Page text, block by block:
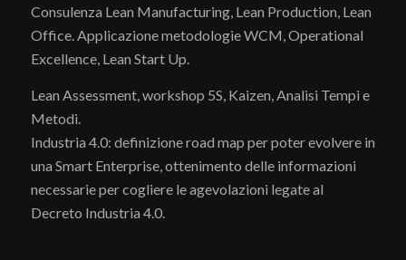
Consulenza Lean Manufacturing, Lean Production, Lean
Office. Applicazione metodologie WCM, Operational
Excellence, Lean Start Up.
Lean Assessment, workshop 5S, Kaizen, Analisi Tempi e
Metodi.
Industria 4.0: definizione road map per poter evolvere in
una Smart Enterprise, ottenimento delle informazioni
necessarie per cogliere le agevolazioni legate al
Decreto Industria 4.0.